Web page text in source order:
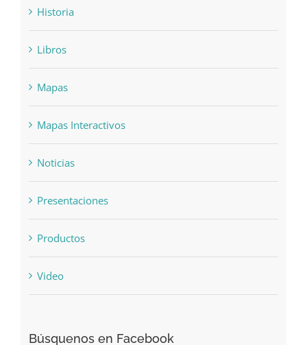
Historia
Libros
Mapas
Mapas Interactivos
Noticias
Presentaciones
Productos
Video
Búsquenos en Facebook